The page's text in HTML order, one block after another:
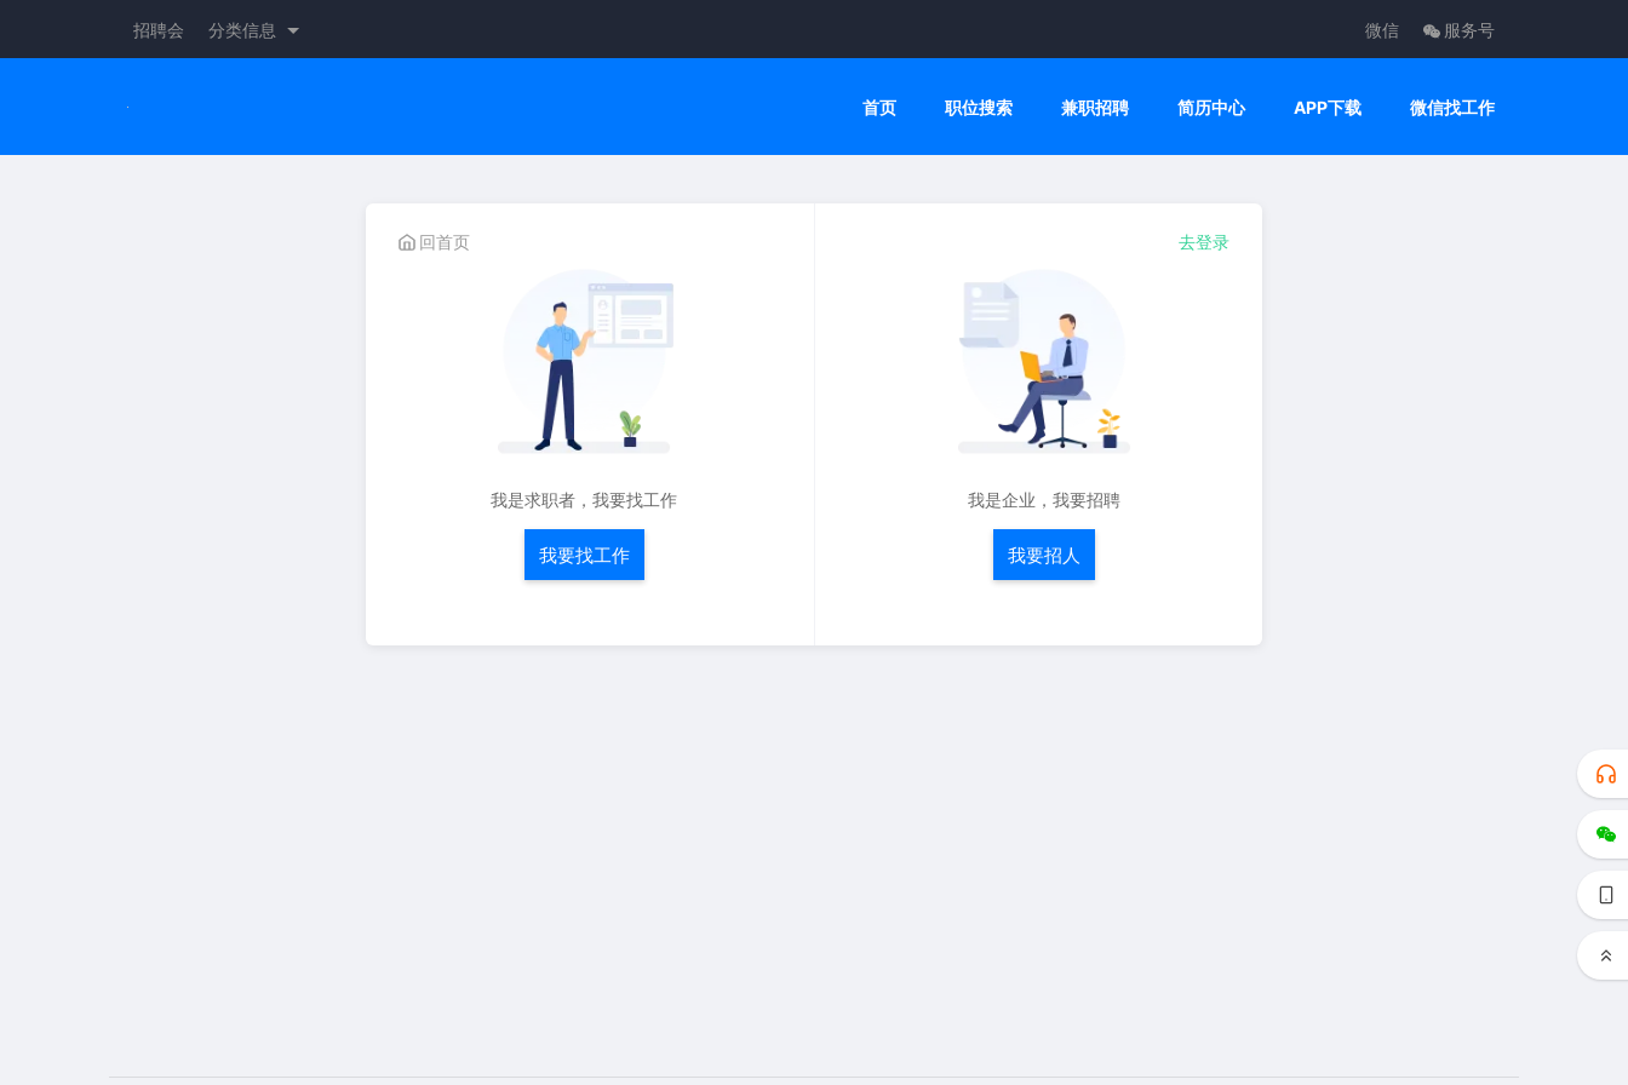
招聘会 分类信息 微信 服务号
首页 职位搜索 兼职招聘 简历中心 APP下载 微信找工作
我是求职者，我要找工作
我要找工作
我是企业，我要招聘
我要招人
回首页 去登录